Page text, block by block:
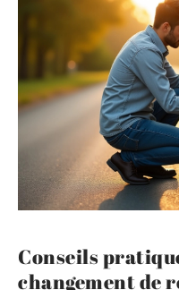
Conseils
changement de